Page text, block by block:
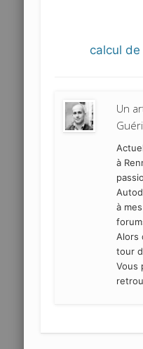
calcul de
Un
à
à
Alors
tour
Vous